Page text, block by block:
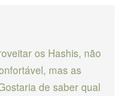
os Hashis, não
mas as
de saber qual